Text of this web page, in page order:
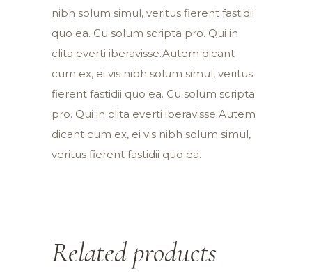
nibh solum simul, veritus fierent fastidii
quo ea. Cu solum scripta pro. Qui in
clita everti iberavisse.Autem dicant
cum ex, ei vis nibh solum simul, veritus
fierent fastidii quo ea. Cu solum scripta
pro. Qui in clita everti iberavisse.Autem
dicant cum ex, ei vis nibh solum simul,
veritus fierent fastidii quo ea.
Related products